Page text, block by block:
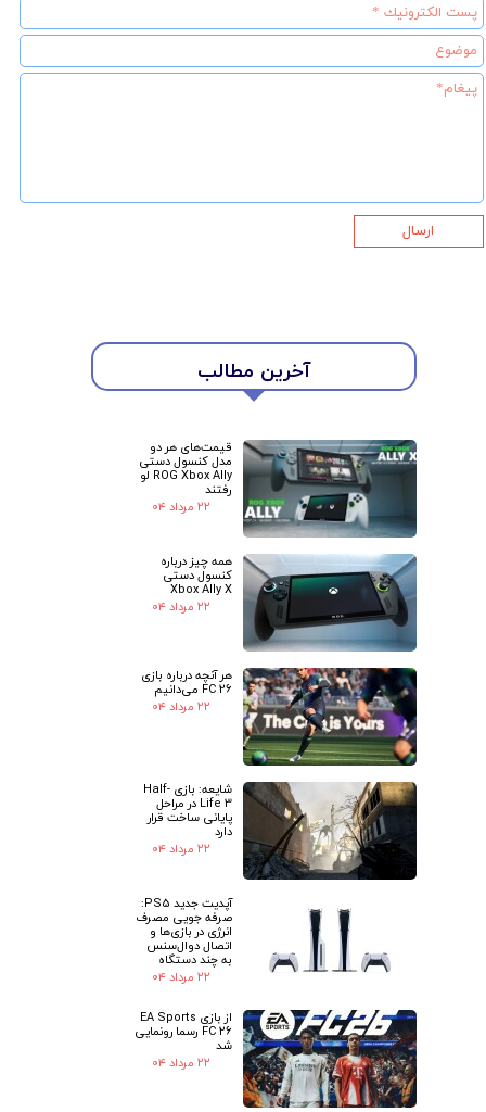
آخرین مطالب
قیمت‌های هر دو
مدل کنسول دستی
ROG Xbox Ally لو
رفتند
۲۲ مرداد ۰۴
همه چیز درباره
کنسول دستی
Xbox Ally X
۲۲ مرداد ۰۴
هر آنچه درباره بازی
FC 26 می‌دانیم
۲۲ مرداد ۰۴
شایعه: بازی Half-
Life 3 در مراحل
پایانی ساخت قرار
دارد
۲۲ مرداد ۰۴
آپدیت جدید PS5:
صرفه جویی مصرف
انرژی در بازی‌ها و
اتصال دوال‌سنس
به چند دستگاه
۲۲ مرداد ۰۴
از بازی EA Sports
FC 26 رسما رونمایی
شد
۲۲ مرداد ۰۴
ارسال